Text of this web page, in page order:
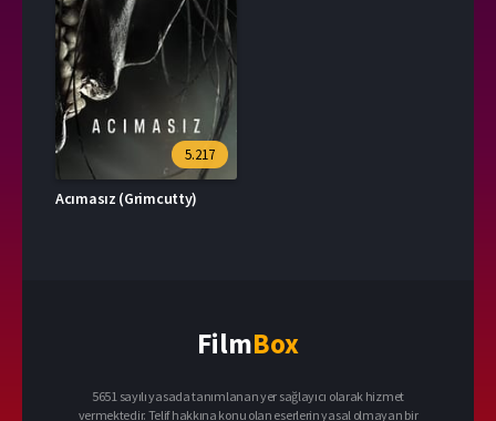
5.217
Acımasız (Grimcutty)
FilmBox
5651 sayılı yasada tanımlanan yer sağlayıcı olarak hizmet
vermektedir. Telif hakkına konu olan eserlerin yasal olmayan bir